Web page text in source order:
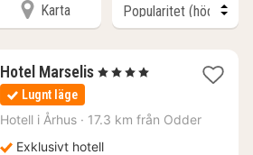
Karta
Hotel Marselis1
1471
, 4 Stjärnor
Lugnt läge
Hotell i Århus · 17.3 km från Odder
Exklusivt hotell